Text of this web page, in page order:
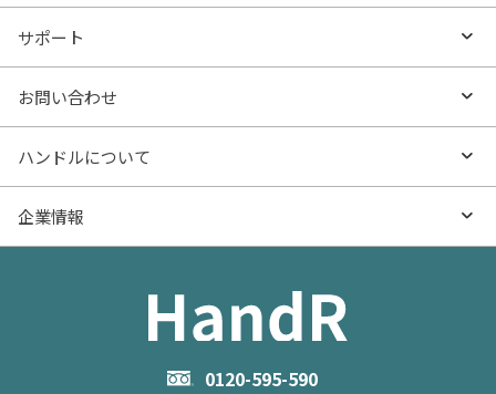
0120-595-590
沿線・駅から探す
特集から探す
価格更新した物件
物件一覧
AI査定
売却サービス
お役立ち記事（売却）
お役立ち情報TOP
- マンションの基礎知識
- マンション売却
- お金のこと
- 住まいの手引き サイトマップ
サポート
よくあるご質問
お問い合わせ
物件購入のご相談
住み替えのご相談
物件掲載に関するお問い合わせ
ハンドルについて
ハンドルとは
企業情報